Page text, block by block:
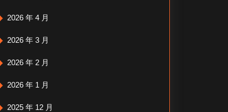
2026 年 4 月
2026 年 3 月
2026 年 2 月
2026 年 1 月
2025 年 12 月